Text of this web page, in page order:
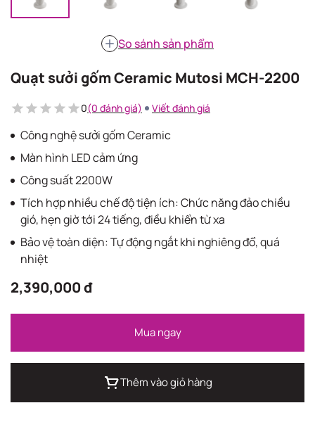
So sánh sản phẩm
Quạt sưởi gốm Ceramic Mutosi MCH-2200
0(0 đánh giá) Viết đánh giá
Công nghệ sưởi gốm Ceramic
Màn hình LED cảm ứng
Công suất 2200W
Tích hợp nhiều chế độ tiện ích: Chức năng đảo chiều
gió, hẹn giờ tới 24 tiếng, điều khiển từ xa
Bảo vệ toàn diện: Tự động ngắt khi nghiêng đổ, quá
nhiệt
2,390,000 đ
Mua ngay
Thêm vào giỏ hàng